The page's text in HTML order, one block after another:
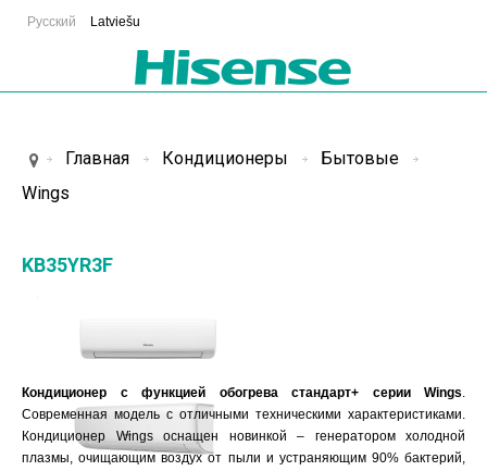
Русский Latviešu
Главная Кондиционеры
Бытовые
Wings
KB35YR3F
Кондиционер с функцией обогрева стандарт+ серии Wings.
Современная модель с отличными техническими характеристиками.
Кондиционер Wings оснащен новинкой – генератором холодной
плазмы, очищающим воздух от пыли и устраняющим 90% бактерий,